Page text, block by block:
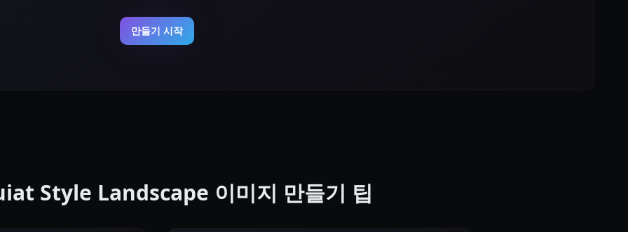
만들기 시작
Style Landscape 이미지 만들기 팁